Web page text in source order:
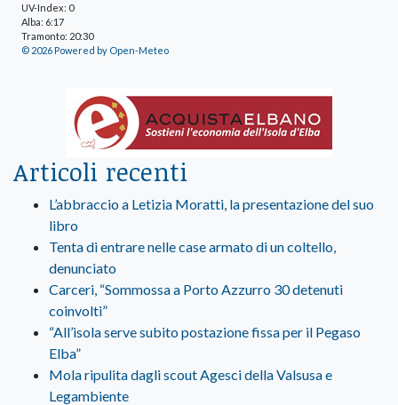
UV-Index: 0
Alba: 6:17
Tramonto: 20:30
© 2026 Powered by Open-Meteo
Articoli recenti
L’abbraccio a Letizia Moratti, la presentazione del suo
libro
Tenta di entrare nelle case armato di un coltello,
denunciato
Carceri, “Sommossa a Porto Azzurro 30 detenuti
coinvolti”
“All’isola serve subito postazione fissa per il Pegaso
Elba”
Mola ripulita dagli scout Agesci della Valsusa e
Legambiente